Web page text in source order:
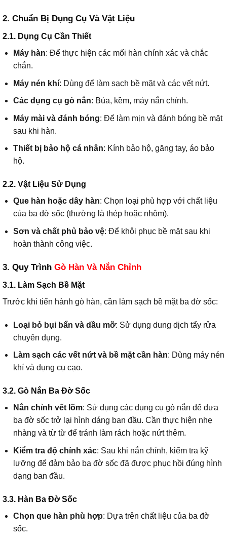
2. Chuẩn Bị Dụng Cụ Và Vật Liệu
2.1. Dụng Cụ Cần Thiết
Máy hàn: Để thực hiện các mối hàn chính xác và chắc
chắn.
Máy nén khí: Dùng để làm sạch bề mặt và các vết nứt.
Các dụng cụ gò nắn: Búa, kềm, máy nắn chỉnh.
Máy mài và đánh bóng: Để làm mịn và đánh bóng bề mặt
sau khi hàn.
Thiết bị bảo hộ cá nhân: Kính bảo hộ, găng tay, áo bảo
hộ.
2.2. Vật Liệu Sử Dụng
Que hàn hoặc dây hàn: Chọn loại phù hợp với chất liệu
của ba đờ sốc (thường là thép hoặc nhôm).
Sơn và chất phủ bảo vệ: Để khôi phục bề mặt sau khi
hoàn thành công việc.
3. Quy Trình Gò Hàn Và Nắn Chỉnh
3.1. Làm Sạch Bề Mặt
Trước khi tiến hành gò hàn, cần làm sạch bề mặt ba đờ sốc:
Loại bỏ bụi bẩn và dầu mỡ: Sử dụng dung dịch tẩy rửa
chuyên dụng.
Làm sạch các vết nứt và bề mặt cần hàn: Dùng máy nén
khí và dụng cụ cạo.
3.2. Gò Nắn Ba Đờ Sốc
Nắn chỉnh vết lõm: Sử dụng các dụng cụ gò nắn để đưa
ba đờ sốc trở lại hình dáng ban đầu. Cần thực hiện nhẹ
nhàng và từ từ để tránh làm rách hoặc nứt thêm.
Kiểm tra độ chính xác: Sau khi nắn chỉnh, kiểm tra kỹ
lưỡng để đảm bảo ba đờ sốc đã được phục hồi đúng hình
dạng ban đầu.
3.3. Hàn Ba Đờ Sốc
Chọn que hàn phù hợp: Dựa trên chất liệu của ba đờ
sốc.